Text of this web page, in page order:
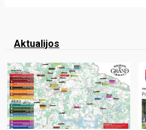
Aktualijos